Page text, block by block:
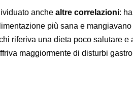
anche altre correlazioni:
più sana e
riferiva una dieta poco salutare e
maggiormente di disturbi